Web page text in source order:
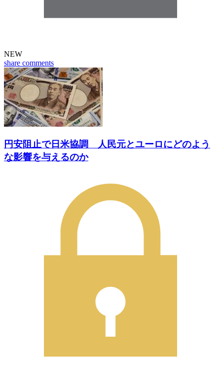
NEW
share comments
円安阻止で日米協調 人民元とユーロにどのよう
な影響を与えるのか